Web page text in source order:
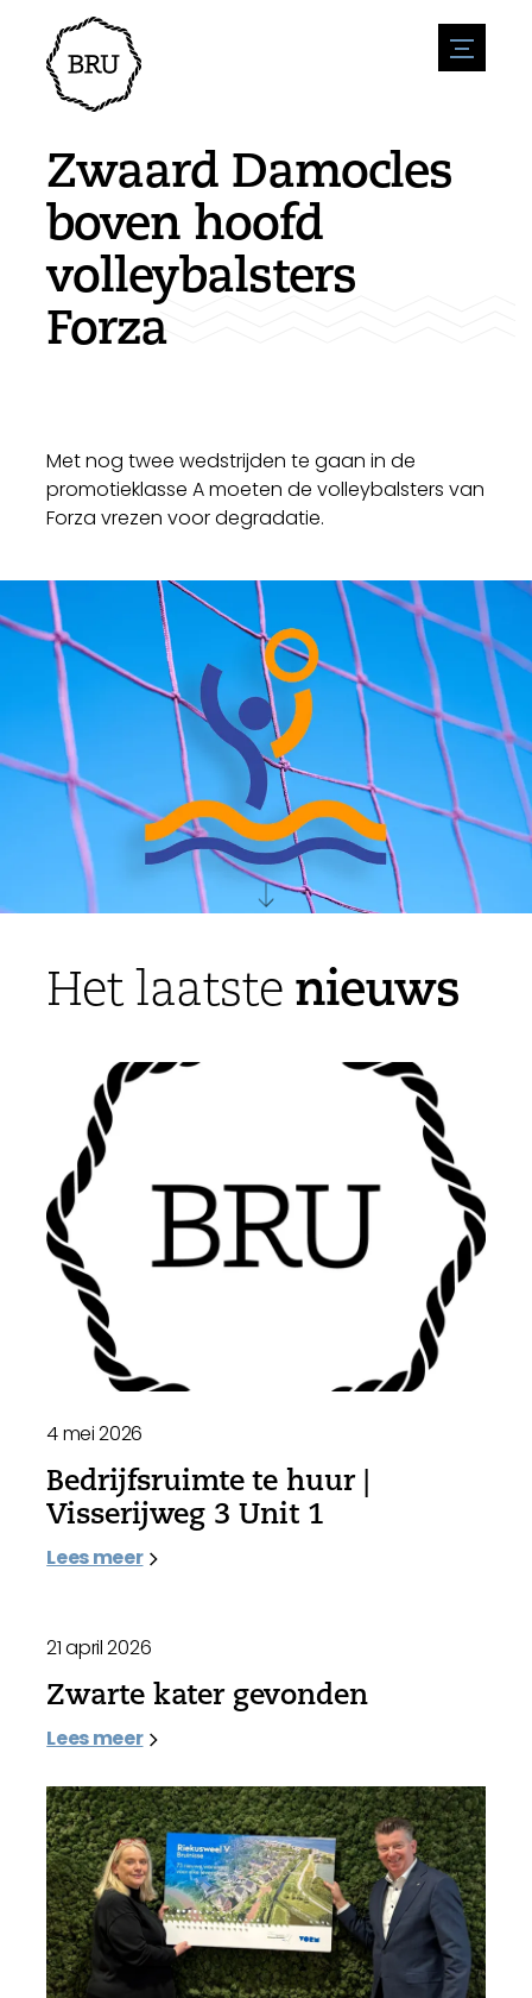
menu
Agenda
Evenement aanmelden
Overnachting
Natuur en water
Sport
Bezienswaardigheden
Historie
Bereikbaarheid
Parkeren
Leefomgeving
Ondernemen
Vacatures
Vacature plaatsen
Bedrijven
Nieuwsoverzicht
Stuur een nieuwsbericht in
Zwaard Damocles
boven hoofd
volleybalsters
Forza
Met nog twee wedstrijden te gaan in de
promotieklasse A moeten de volleybalsters van
Forza vrezen voor degradatie.
Het laatste nieuws
4 mei 2026
Bedrijfsruimte te huur |
Visserijweg 3 Unit 1
Lees meer
21 april 2026
Zwarte kater gevonden
Lees meer